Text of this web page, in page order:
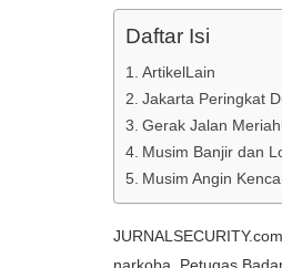
Daftar Isi
ArtikelLain
Jakarta Peringkat
Gerak Jalan
Musim Banjir dan
Musim Angin